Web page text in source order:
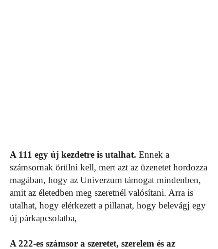
A 111 egy új kezdetre is utalhat. Ennek a
számsornak örülni kell, mert azt az üzenetet hordozza
magában, hogy az Univerzum támogat mindenben,
amit az életedben meg szeretnél valósítani. Arra is
utalhat, hogy elérkezett a pillanat, hogy belevágj egy
új párkapcsolatba,
A 222-es számsor a szeretet, szerelem és az